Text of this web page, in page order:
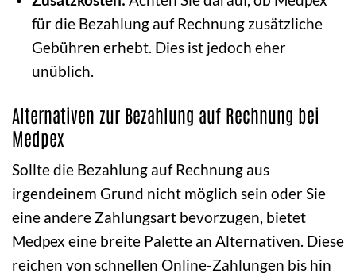
für die Bezahlung auf Rechnung zusätzliche
Gebühren erhebt. Dies ist jedoch eher
unüblich.
Alternativen zur Bezahlung auf Rechnung bei
Medpex
Sollte die Bezahlung auf Rechnung aus
irgendeinem Grund nicht möglich sein oder Sie
eine andere Zahlungsart bevorzugen, bietet
Medpex eine breite Palette an Alternativen. Diese
reichen von schnellen Online-Zahlungen bis hin